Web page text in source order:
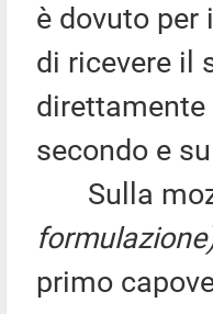
è dovuto per
di ricevere il
secondo e
Sulla
primo